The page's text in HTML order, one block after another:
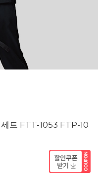
트 FTT-1053 FTP-10